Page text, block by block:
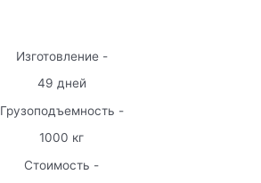
Изготовление -
49 дней
Грузоподъемность -
1000 кг
Стоимость -